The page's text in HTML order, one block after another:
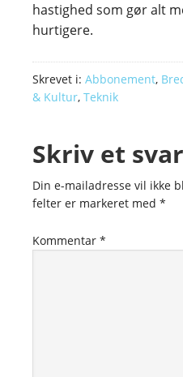
hastighed som gør alt
hurtigere.
Skrevet i: Abbonement,
& Kultur, Teknik
Skriv et svar
Din e-mailadresse vil ikke
felter er markeret med *
Kommentar *